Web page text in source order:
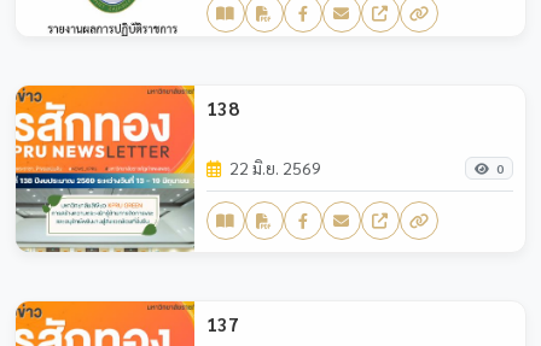
138
22 มิ.ย. 2569 0
137